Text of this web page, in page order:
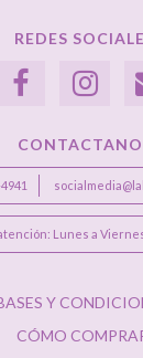
REDES
Lunes a Viernes
Y
CÓMO